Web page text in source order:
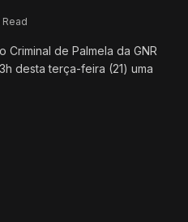
Read
de Palmela da GNR
desta terça-feira (21) uma